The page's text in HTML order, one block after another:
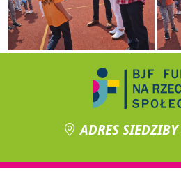
ADRES SIEDZIBY